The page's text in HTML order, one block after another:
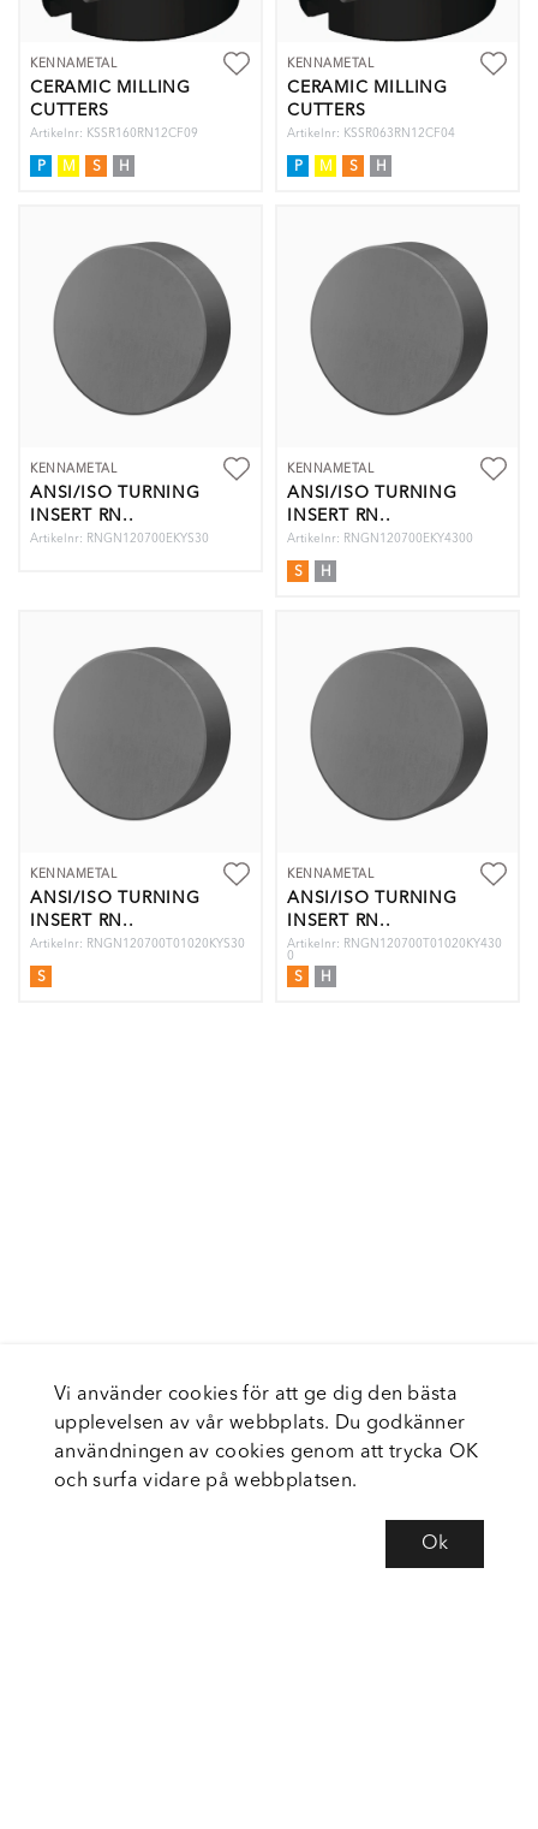
KENNAMETAL
CERAMIC MILLING
CUTTERS
Artikelnr: KSSR160RN12CF09
P M S H
KENNAMETAL
CERAMIC MILLING
CUTTERS
Artikelnr: KSSR063RN12CF04
P M S H
KENNAMETAL
ANSI/ISO TURNING
INSERT RN..
Artikelnr: RNGN120700EKYS30
KENNAMETAL
ANSI/ISO TURNING
INSERT RN..
Artikelnr: RNGN120700EKY4300
S H
KENNAMETAL
ANSI/ISO TURNING
INSERT RN..
Artikelnr: RNGN120700T01020KYS30
S
KENNAMETAL
ANSI/ISO TURNING
INSERT RN..
Artikelnr: RNGN120700T01020KY430
0
S H
Vi använder cookies för att ge dig den bästa
upplevelsen av vår webbplats. Du godkänner
användningen av cookies genom att trycka OK
och surfa vidare på webbplatsen.
Ok